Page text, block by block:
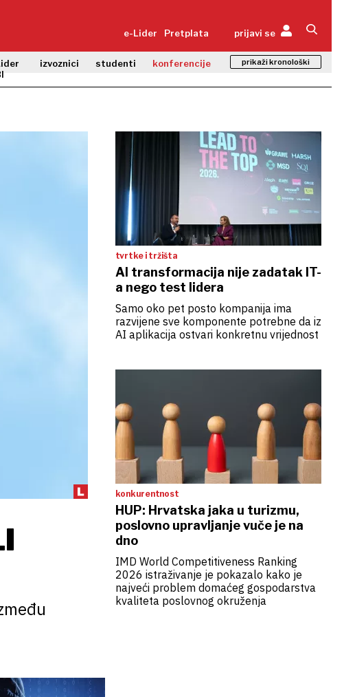
e-Lider Pretplata prijavi se
izvoznici studenti konferencije prikaži kronološki
tvrtke i tržišta
AI transformacija nije zadatak IT-
a nego test lidera
Samo oko pet posto kompanija ima
razvijene sve komponente potrebne da iz
AI aplikacija ostvari konkretnu vrijednost
konkurentnost
HUP: Hrvatska jaka u turizmu,
poslovno upravljanje vuče je na
dno
IMD World Competitiveness Ranking
2026 istraživanje je pokazalo kako je
najveći problem domaćeg gospodarstva
kvaliteta poslovnog okruženja